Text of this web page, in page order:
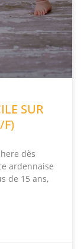
SUR
F)
dès
ardennaise
de 15 ans,